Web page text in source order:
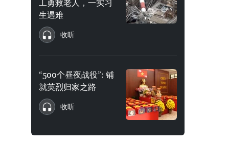
工勇救老人，一实习
生遇难
收听
“500个昼夜战役”: 铺
就英烈归家之路
收听